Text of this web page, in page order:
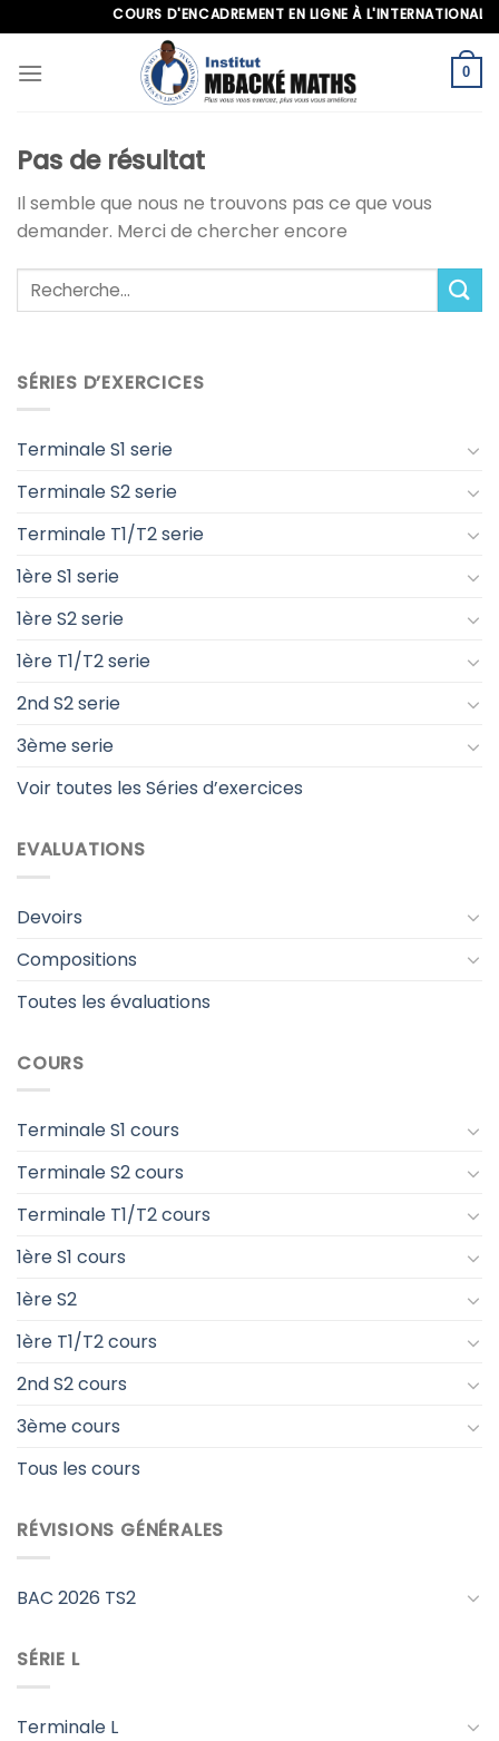
to
content
COURS D'ENCADREMENT EN LIGNE À L'INTERNATIONAL,
0
SÉRIES D’EXERCICES
Terminale S1 serie
Terminale S2 serie
Terminale T1/T2 serie
1ère S1 serie
1ère S2 serie
1ère T1/T2 serie
2nd S2 serie
3ème serie
Voir toutes les Séries d’exercices
EVALUATIONS
Devoirs
Compositions
Toutes les évaluations
COURS
Terminale S1 cours
Terminale S2 cours
Terminale T1/T2 cours
1ère S1 cours
1ère S2
1ère T1/T2 cours
2nd S2 cours
3ème cours
Tous les cours
RÉVISIONS GÉNÉRALES
BAC 2026 TS2
SÉRIE L
Terminale L
Pas de résultat
Il semble que nous ne trouvons pas ce que vous
demander. Merci de chercher encore